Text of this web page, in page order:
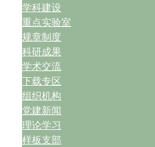
学科建设
重点实验室
规章制度
科研成果
学术交流
下载专区
组织机构
党建新闻
理论学习
样板支部